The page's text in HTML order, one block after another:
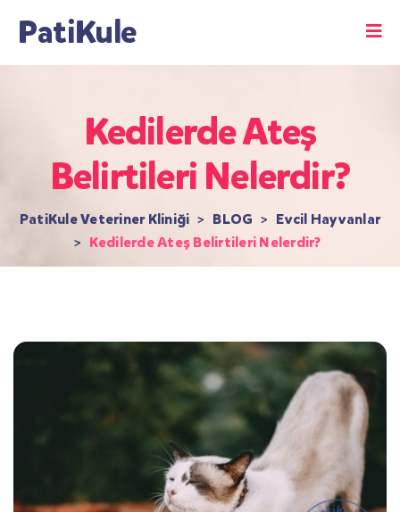
PatiKule
Kedilerde Ateş
Belirtileri Nelerdir?
PatiKule Veteriner Kliniği > BLOG > Evcil Hayvanlar
> Kedilerde Ateş Belirtileri Nelerdir?